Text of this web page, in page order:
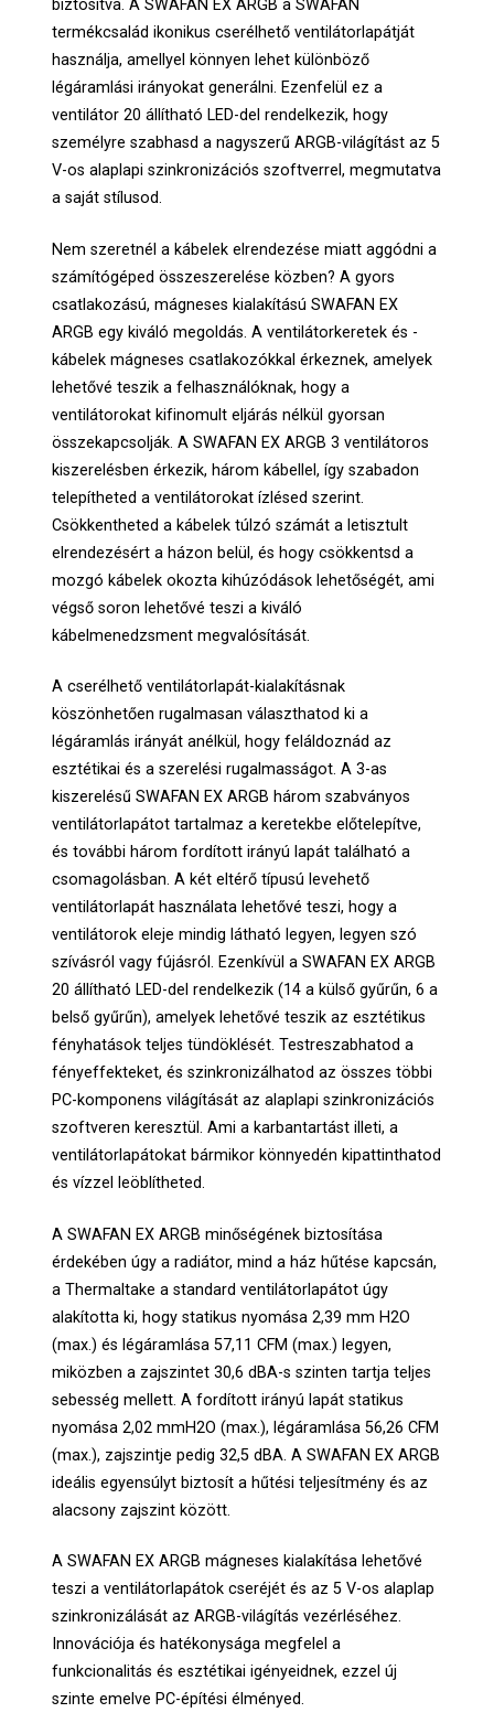
biztosítva. A SWAFAN EX ARGB a SWAFAN
termékcsalád ikonikus cserélhető ventilátorlapátját
használja, amellyel könnyen lehet különböző
légáramlási irányokat generálni. Ezenfelül ez a
ventilátor 20 állítható LED-del rendelkezik, hogy
személyre szabhasd a nagyszerű ARGB-világítást az 5
V-os alaplapi szinkronizációs szoftverrel, megmutatva
a saját stílusod.
Nem szeretnél a kábelek elrendezése miatt aggódni a
számítógéped összeszerelése közben? A gyors
csatlakozású, mágneses kialakítású SWAFAN EX
ARGB egy kiváló megoldás. A ventilátorkeretek és -
kábelek mágneses csatlakozókkal érkeznek, amelyek
lehetővé teszik a felhasználóknak, hogy a
ventilátorokat kifinomult eljárás nélkül gyorsan
összekapcsolják. A SWAFAN EX ARGB 3 ventilátoros
kiszerelésben érkezik, három kábellel, így szabadon
telepítheted a ventilátorokat ízlésed szerint.
Csökkentheted a kábelek túlzó számát a letisztult
elrendezésért a házon belül, és hogy csökkentsd a
mozgó kábelek okozta kihúzódások lehetőségét, ami
végső soron lehetővé teszi a kiváló
kábelmenedzsment megvalósítását.
A cserélhető ventilátorlapát-kialakításnak
köszönhetően rugalmasan választhatod ki a
légáramlás irányát anélkül, hogy feláldoznád az
esztétikai és a szerelési rugalmasságot. A 3-as
kiszerelésű SWAFAN EX ARGB három szabványos
ventilátorlapátot tartalmaz a keretekbe előtelepítve,
és további három fordított irányú lapát található a
csomagolásban. A két eltérő típusú levehető
ventilátorlapát használata lehetővé teszi, hogy a
ventilátorok eleje mindig látható legyen, legyen szó
szívásról vagy fújásról. Ezenkívül a SWAFAN EX ARGB
20 állítható LED-del rendelkezik (14 a külső gyűrűn, 6 a
belső gyűrűn), amelyek lehetővé teszik az esztétikus
fényhatások teljes tündöklését. Testreszabhatod a
fényeffekteket, és szinkronizálhatod az összes többi
PC-komponens világítását az alaplapi szinkronizációs
szoftveren keresztül. Ami a karbantartást illeti, a
ventilátorlapátokat bármikor könnyedén kipattinthatod
és vízzel leöblítheted.
A SWAFAN EX ARGB minőségének biztosítása
érdekében úgy a radiátor, mind a ház hűtése kapcsán,
a Thermaltake a standard ventilátorlapátot úgy
alakította ki, hogy statikus nyomása 2,39 mm H2O
(max.) és légáramlása 57,11 CFM (max.) legyen,
miközben a zajszintet 30,6 dBA-s szinten tartja teljes
sebesség mellett. A fordított irányú lapát statikus
nyomása 2,02 mmH2O (max.), légáramlása 56,26 CFM
(max.), zajszintje pedig 32,5 dBA. A SWAFAN EX ARGB
ideális egyensúlyt biztosít a hűtési teljesítmény és az
alacsony zajszint között.
A SWAFAN EX ARGB mágneses kialakítása lehetővé
teszi a ventilátorlapátok cseréjét és az 5 V-os alaplap
szinkronizálását az ARGB-világítás vezérléséhez.
Innovációja és hatékonysága megfelel a
funkcionalitás és esztétikai igényeidnek, ezzel új
szinte emelve PC-építési élményed.